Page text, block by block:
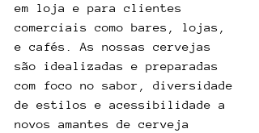
em loja e para clientes
comerciais como bares, lojas,
e cafés. As nossas cervejas
são idealizadas e preparadas
com foco no sabor, diversidade
de estilos e acessibilidade a
novos amantes de cerveja